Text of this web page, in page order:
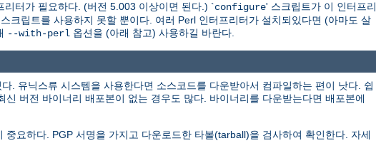
터가 필요하다. (버전 5.003 이상이면 된다.) `configure' 스크립트가 이 인터프리
크립트를 사용하지 못할 뿐이다. 여러 Perl 인터프리터가 설치되있다면 (아마도 살
--with-perl 옵션을 (아래 참고) 사용하길 바란다.
. 유닉스류 시스템을 사용한다면 소스코드를 다운받아서 컴파일하는 편이 낫다. 쉽
버전 바이너리 배포본이 없는 경우도 많다. 바이너리를 다운받는다면 배포본에
요하다. PGP 서명을 가지고 다운로드한 타볼(tarball)을 검사하여 확인한다. 자세